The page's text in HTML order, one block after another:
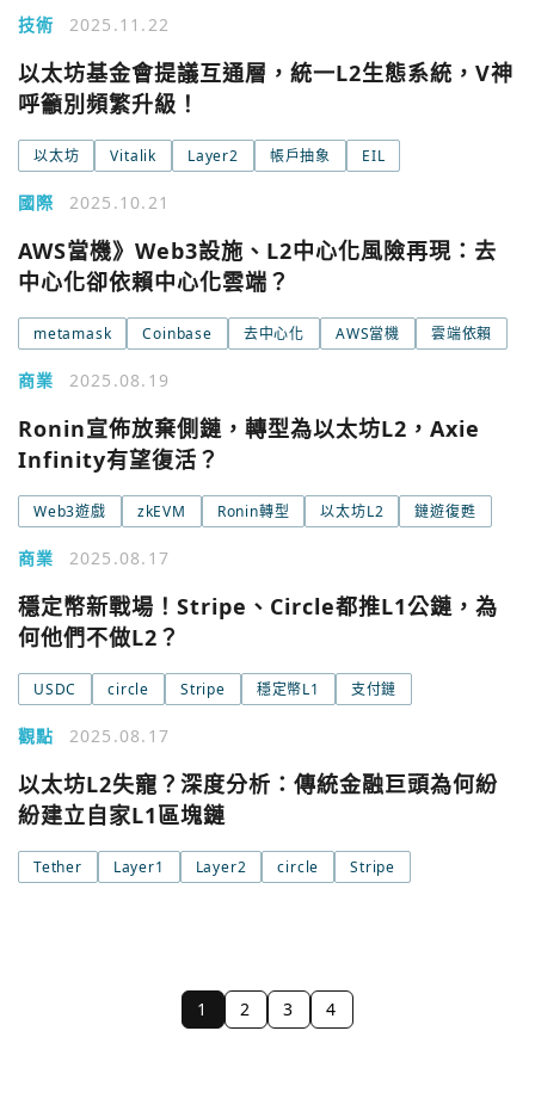
技術 2025.11.22
以太坊基金會提議互通層，統一L2生態系統，V神
呼籲別頻繁升級！
以太坊 Vitalik Layer2 帳戶抽象 EIL
國際 2025.10.21
AWS當機》Web3設施、L2中心化風險再現：去
中心化卻依賴中心化雲端？
metamask Coinbase 去中心化 AWS當機 雲端依賴
商業 2025.08.19
Ronin宣佈放棄側鏈，轉型為以太坊L2，Axie
Infinity有望復活？
Web3遊戲 zkEVM Ronin轉型 以太坊L2 鏈遊復甦
商業 2025.08.17
穩定幣新戰場！Stripe、Circle都推L1公鏈，為
何他們不做L2？
USDC circle Stripe 穩定幣L1 支付鏈
觀點 2025.08.17
以太坊L2失寵？深度分析：傳統金融巨頭為何紛
紛建立自家L1區塊鏈
Tether Layer1 Layer2 circle Stripe
1 2 3 4
今日熱門
繼續表示您已同意
今日熱門